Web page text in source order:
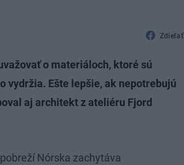
Zdieľať
o materiáloch, ktoré sú
vydržia. Ešte lepšie, ak nepotrebujú
aj architekt z ateliéru Fjord
Nórska zachytáva